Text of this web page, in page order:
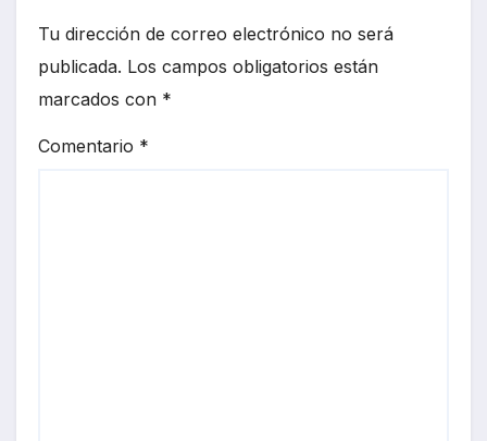
Tu dirección de correo electrónico no será
publicada. Los campos obligatorios están
marcados con *
Comentario *